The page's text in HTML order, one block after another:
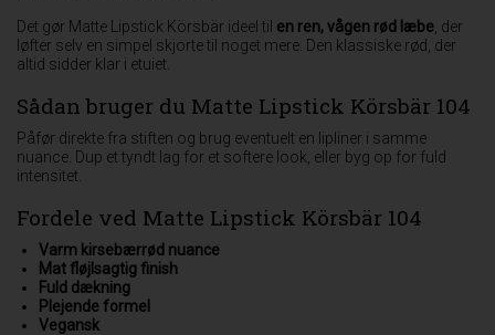
Det gør Matte Lipstick Körsbär ideel til en ren, vågen rød læbe , der
løfter selv en simpel skjorte til noget mere. Den klassiske rød, der
altid sidder klar i etuiet.
Sådan bruger du Matte Lipstick Körsbär 104
Påfør direkte fra stiften og brug eventuelt en lipliner i samme
nuance. Dup et tyndt lag for et softere look, eller byg op for fuld
intensitet.
Fordele ved Matte Lipstick Körsbär 104
Varm kirsebærrød nuance
Mat fløjlsagtig finish
Fuld dækning
Plejende formel
Vegansk